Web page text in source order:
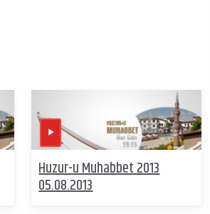
Huzur-u Muhabbet 2013
05.08.2013